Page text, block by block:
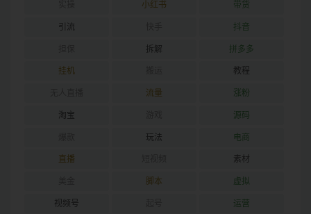
小红书 带货
引流 抖音
拆解 拼多多
挂机 教程
流量 涨粉
淘宝 源码
玩法 电商
直播 素材
脚本 虚拟
视频号 运营